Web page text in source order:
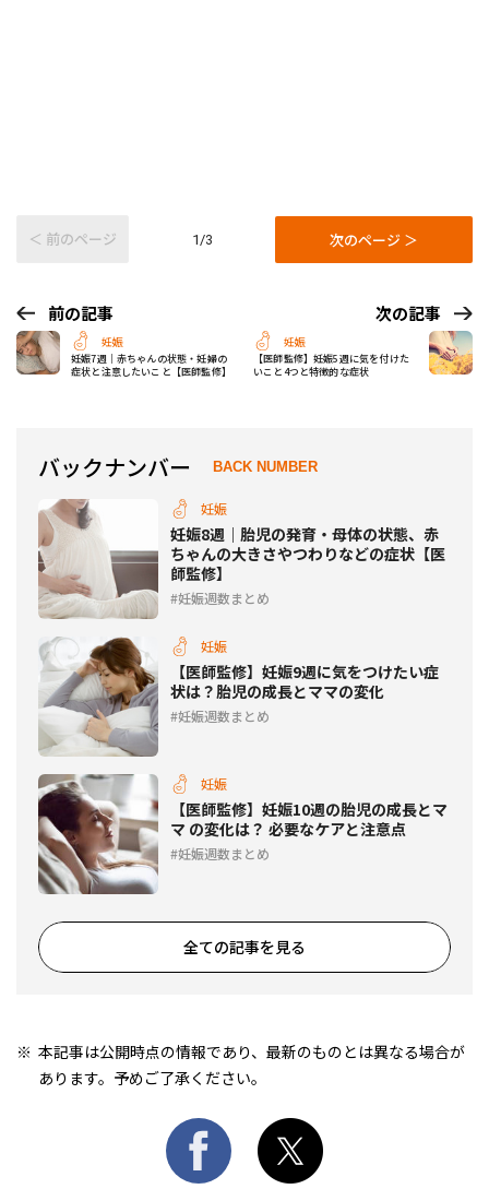
＜ 前のページ 1/3 次のページ ＞
前の記事
妊娠
妊娠7週｜赤ちゃんの状態・妊婦の
症状と注意したいこと【医師監修】
次の記事
妊娠
【医師監修】妊娠5週に気を付けた
いこと4つと特徴的な症状
バックナンバー BACK NUMBER
妊娠
妊娠8週｜胎児の発育・母体の状態、赤
ちゃんの大きさやつわりなどの症状【医
師監修】
妊娠週数まとめ
妊娠
【医師監修】妊娠9週に気をつけたい症
状は？胎児の成長とママの変化
妊娠週数まとめ
妊娠
【医師監修】妊娠10週の胎児の成長とマ
マ の変化は？ 必要なケアと注意点
妊娠週数まとめ
全ての記事を見る
本記事は公開時点の情報であり、最新のものとは異なる場合が
あります。予めご了承ください。